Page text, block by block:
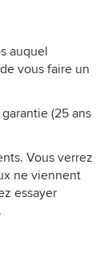
auquel
vous faire un
(25 ans
Vous verrez
ne viennent
essayer